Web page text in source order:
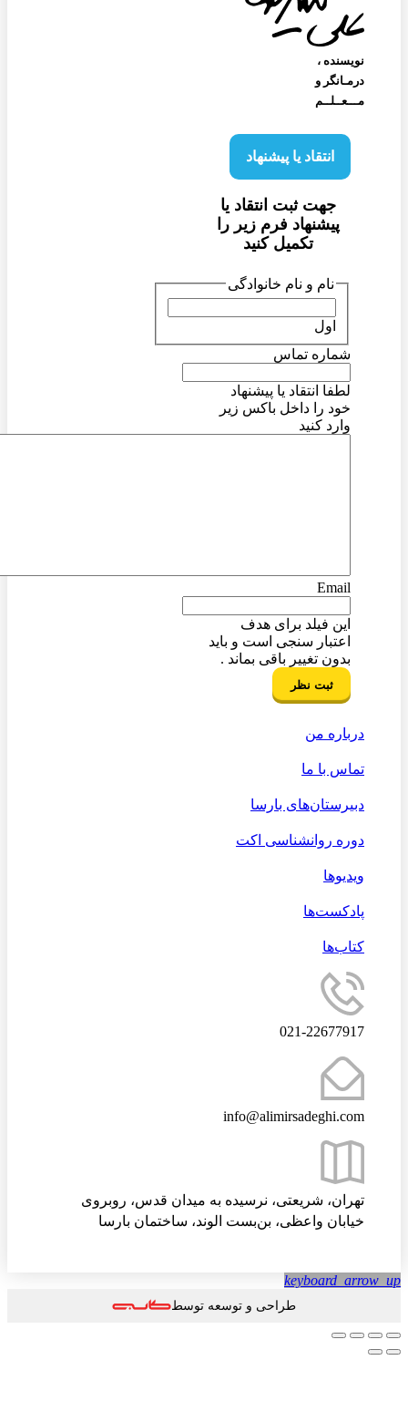
نویسنده‌ ،
درمـانگر و
مـــعــلــم
انتقاد یا پیشنهاد
جهت ثبت انتقاد یا
پیشنهاد فرم زیر را
تکمیل کنید
نام و نام خانوادگی
شماره تماس
لطفا انتقاد یا پیشنهاد
خود را داخل باکس زیر
وارد کنید
Email
این فیلد برای هدف
اعتبار سنجی است و باید
بدون تغییر باقی بماند .
درباره من
تماس با ما
دبیرستان‌های بارسا
دوره روانشناسی اکت
ویدیوها
پادکست‌ها
کتاب‌ها
021-22677917
info@alimirsadeghi.com
تهران، شریعتی، نرسیده به میدان قدس، روبروی
خیابان واعظی، بن‌بست الوند، ساختمان بارسا
طراحی و توسعه توسط